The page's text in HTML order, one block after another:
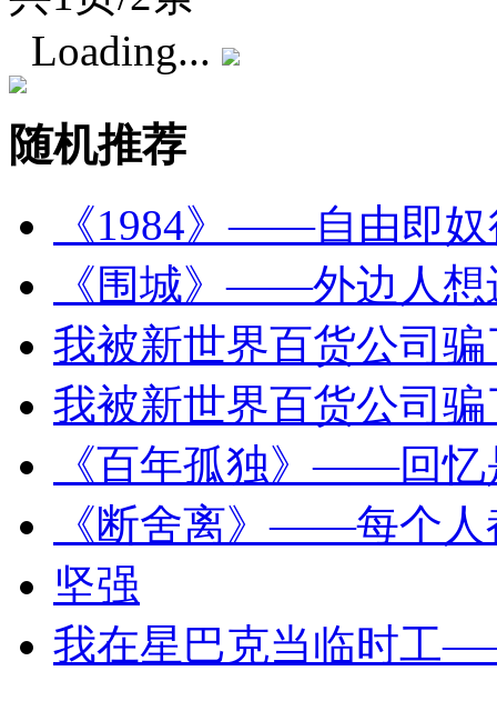
Loading...
随机推荐
《1984》——自由即奴
《围城》——外边人
我被新世界百货公司
我被新世界百货公司
《百年孤独》——回
《断舍离》——每个人
坚强
我在星巴克当临时工